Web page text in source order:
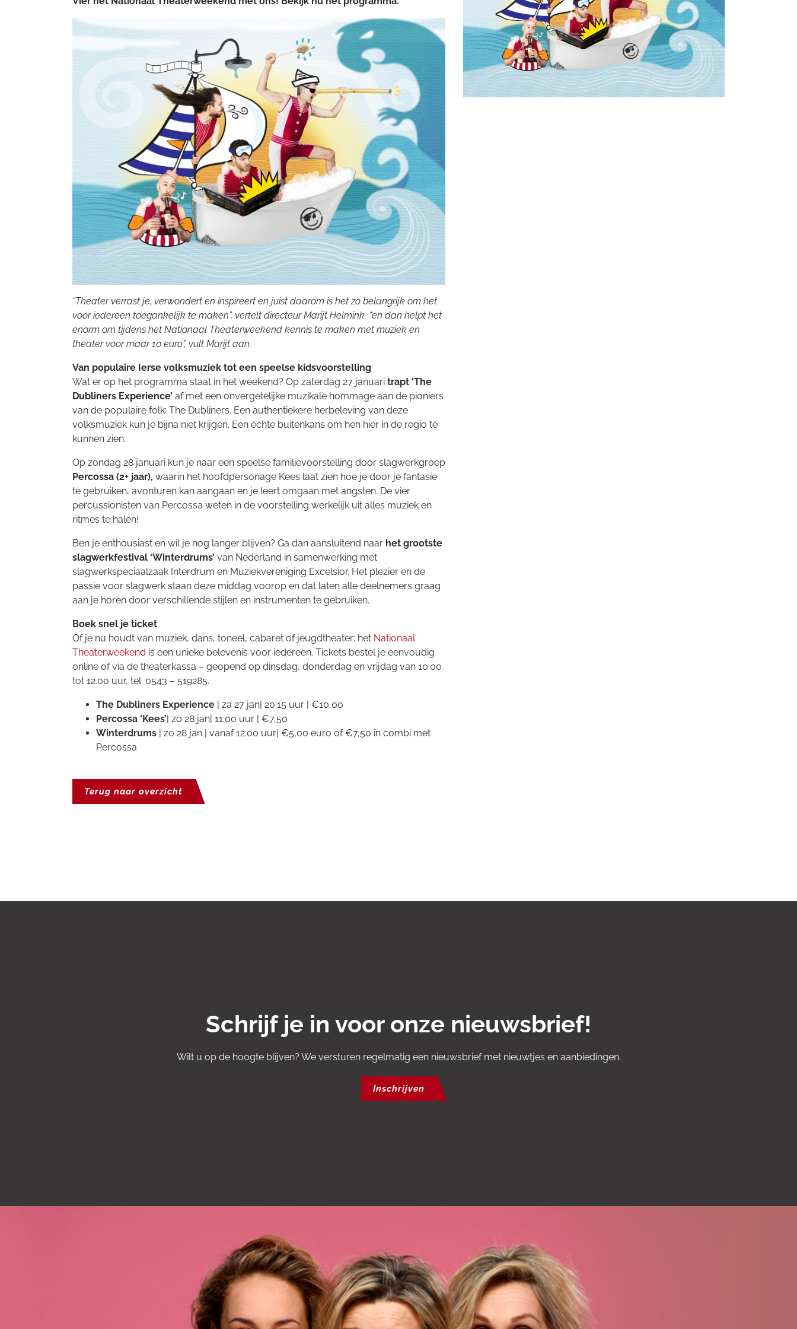
“Theater verrast je, verwondert en inspireert en juist daarom is het zo belangrijk om het
voor iedereen toegankelijk te maken”, vertelt directeur Marijt Helmink. “en dan helpt het
enorm om tijdens het Nationaal Theaterweekend kennis te maken met muziek en
theater voor maar 10 euro”, vult Marijt aan.
Van populaire Ierse volksmuziek tot een speelse kidsvoorstelling
Wat er op het programma staat in het weekend? Op zaterdag 27 januari trapt ‘The
Dubliners Experience’ af met een onvergetelijke muzikale hommage aan de pioniers
van de populaire folk: The Dubliners. Een authentiekere herbeleving van deze
volksmuziek kun je bijna niet krijgen. Een échte buitenkans om hen hier in de regio te
kunnen zien.
Op zondag 28 januari kun je naar een speelse familievoorstelling door slagwerkgroep
Percossa (2+ jaar), waarin het hoofdpersonage Kees laat zien hoe je door je fantasie
te gebruiken, avonturen kan aangaan en je leert omgaan met angsten. De vier
percussionisten van Percossa weten in de voorstelling werkelijk uit alles muziek en
ritmes te halen!
Ben je enthousiast en wil je nog langer blijven? Ga dan aansluitend naar het grootste
slagwerkfestival ‘Winterdrums’ van Nederland in samenwerking met
slagwerkspeciaalzaak Interdrum en Muziekvereniging Excelsior. Het plezier en de
passie voor slagwerk staan deze middag voorop en dat laten alle deelnemers graag
aan je horen door verschillende stijlen en instrumenten te gebruiken.
Boek snel je ticket
Of je nu houdt van muziek, dans, toneel, cabaret of jeugdtheater: het Nationaal
Theaterweekend is een unieke belevenis voor iedereen. Tickets bestel je eenvoudig
online of via de theaterkassa – geopend op dinsdag, donderdag en vrijdag van 10.00
tot 12.00 uur, tel. 0543 – 519285.
The Dubliners Experience | za 27 jan| 20:15 uur | €10,00
Percossa ‘Kees’| zo 28 jan| 11:00 uur | €7,50
Winterdrums | zo 28 jan | vanaf 12:00 uur| €5,00 euro of €7,50 in combi met
Percossa
Terug naar overzicht
Schrijf je in voor onze nieuwsbrief!
Wilt u op de hoogte blijven? We versturen regelmatig een nieuwsbrief met nieuwtjes en aanbiedingen.
Inschrijven